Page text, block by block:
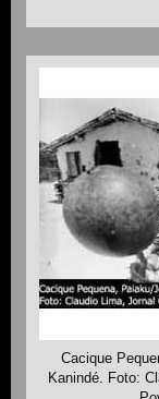
Cacique
Kanindé. Foto: